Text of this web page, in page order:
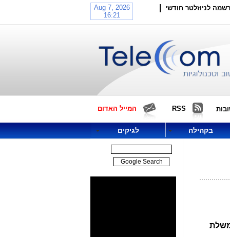
לניוזלטר חודשי
RSS המייל האדום
בקהילה לגיקים
של ממשלת